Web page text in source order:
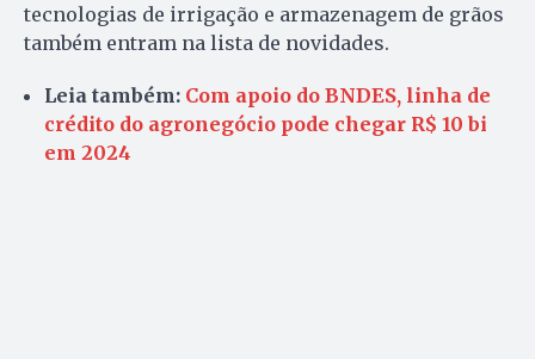
tecnologias de irrigação e armazenagem de grãos
também entram na lista de novidades.
Leia também: Com apoio do BNDES, linha de
crédito do agronegócio pode chegar R$ 10 bi
em 2024